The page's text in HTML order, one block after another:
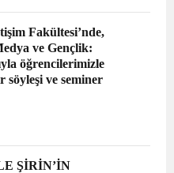
Fakültesi’nde,
ve Gençlik:
öğrencilerimizle
söyleşi ve seminer
ŞİRİN’İN